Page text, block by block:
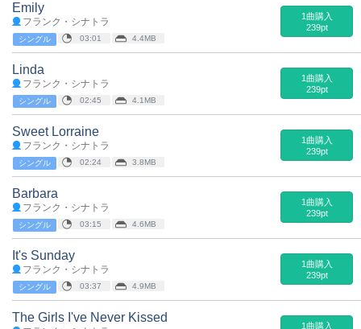
Emily
フランク・シナトラ
シングル 03:01 4.4MB
1曲購入
239pt
Linda
フランク・シナトラ
シングル 02:45 4.1MB
1曲購入
239pt
Sweet Lorraine
フランク・シナトラ
シングル 02:24 3.8MB
1曲購入
239pt
Barbara
フランク・シナトラ
シングル 03:15 4.6MB
1曲購入
239pt
It's Sunday
フランク・シナトラ
シングル 03:37 4.9MB
1曲購入
239pt
The Girls I've Never Kissed
1曲購入